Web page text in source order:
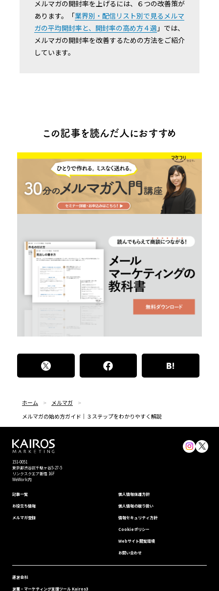
メルマガの開封率を上げるには、６つの改善策が
あります。「業界別・配信リスト別で見るメルマ
ガの平均開封率と、開封率の高め方４選 」では、
メルマガの開封率を改善するための方法をご紹介
しています。
この記事を読んだ人におすすめ
ホーム
メルマガ
メルマガの始め方ガイド｜３ステップをわかりやすく解説
151-0051
東京都渋⾕区千駄ヶ谷5-27-5
リンクスクエア新宿 16F
WeWork内
記事一覧
お役立ち情報
メルマガ登録
個⼈情報保護⽅針
個人情報の取り扱い
情報セキュリティ⽅針
Cookieポリシー
Webサイト閲覧環境
お問い合わせ
運営会社
営業・マーケティング支援ツール Kairos3